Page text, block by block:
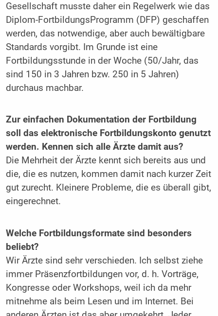
Gesellschaft musste daher ein Regelwerk wie das
Diplom-Fortbildungs­Programm (DFP) geschaffen
werden, das notwendige, aber auch bewältigbare
Standards vorgibt. Im Grunde ist eine
Fortbildungsstunde in der Woche (50/Jahr, das
sind 150 in 3 Jahren bzw. 250 in 5 Jahren)
durchaus machbar.
Zur einfachen Dokumentation der Fortbildung
soll das elektronische Fortbildungskonto genutzt
werden. Kennen sich alle Ärzte damit aus?
Die Mehrheit der Ärzte kennt sich bereits aus und
die, die es nutzen, kommen damit nach kurzer Zeit
gut zurecht. Kleinere Probleme, die es überall gibt,
eingerechnet.
Welche Fortbildungsformate sind besonders
beliebt?
Wir Ärzte sind sehr verschieden. Ich selbst ziehe
immer Präsenzfortbildungen vor, d. h. Vorträge,
Kongresse oder Workshops, weil ich da mehr
mitnehme als beim Lesen und im Internet. Bei